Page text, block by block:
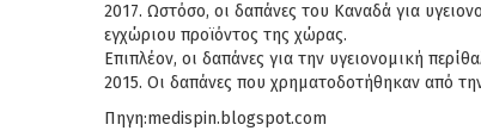
2017. Ωστόσο, οι δαπάνες του Καναδά για
εγχώριου προϊόντος της χώρας.
Επιπλέον, οι δαπάνες για την υγειονομική
2015. Οι δαπάνες που χρηματοδοτήθηκαν από
Πηγη:medispin.blogspot.com